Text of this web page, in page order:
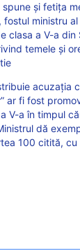
și fetița
fostul ministru
clasa a V-a din
temele și
acuzația
ar fi fost
V-a în timpul
dă
100 citită,